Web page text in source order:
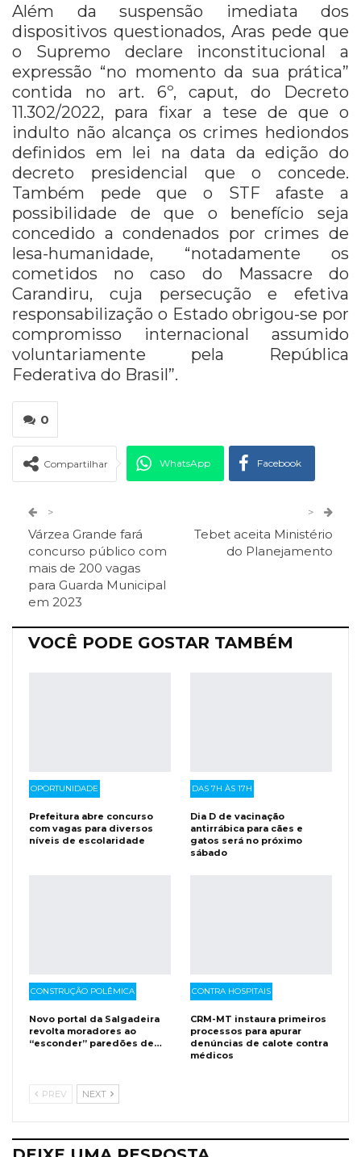
Além da suspensão imediata dos
dispositivos questionados, Aras pede que
o Supremo declare inconstitucional a
expressão “no momento da sua prática”
contida no art. 6º, caput, do Decreto
11.302/2022, para fixar a tese de que o
indulto não alcança os crimes hediondos
definidos em lei na data da edição do
decreto presidencial que o concede.
Também pede que o STF afaste a
possibilidade de que o benefício seja
concedido a condenados por crimes de
lesa-humanidade, “notadamente os
cometidos no caso do Massacre do
Carandiru, cuja persecução e efetiva
responsabilização o Estado obrigou-se por
compromisso internacional assumido
voluntariamente pela República
Federativa do Brasil”.
0
Compartilhar WhatsApp Facebook
Facebook Messenger
>
Várzea Grande fará
concurso público com
mais de 200 vagas
para Guarda Municipal
em 2023
>
Tebet aceita Ministério
do Planejamento
VOCÊ PODE GOSTAR TAMBÉM
OPORTUNIDADE
Prefeitura abre concurso
com vagas para diversos
níveis de escolaridade
DAS 7H ÀS 17H
Dia D de vacinação
antirrábica para cães e
gatos será no próximo
sábado
CONSTRUÇÃO POLÊMICA
Novo portal da Salgadeira
revolta moradores ao
“esconder” paredões de…
CONTRA HOSPITAIS
CRM-MT instaura primeiros
processos para apurar
denúncias de calote contra
médicos
PREV NEXT